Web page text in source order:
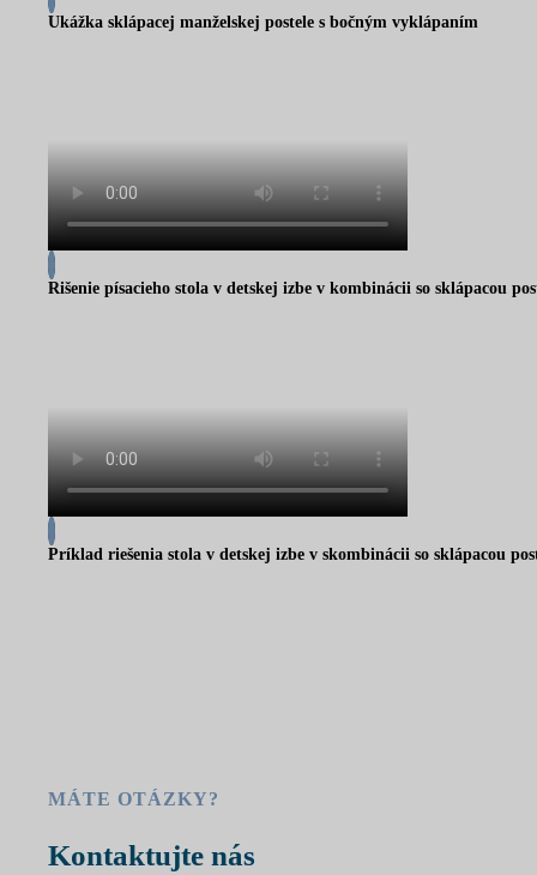
Ukážka sklápacej manželskej postele s bočným vyklápaním
Rišenie písacieho stola v detskej izbe v kombinácii so sklápacou
Príklad riešenia stola v detskej izbe v skombinácii so sklápacou
MÁTE OTÁZKY?
Kontaktujte nás